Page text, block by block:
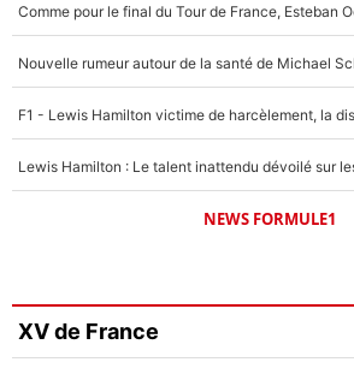
NEWS FORMULE1
XV de France